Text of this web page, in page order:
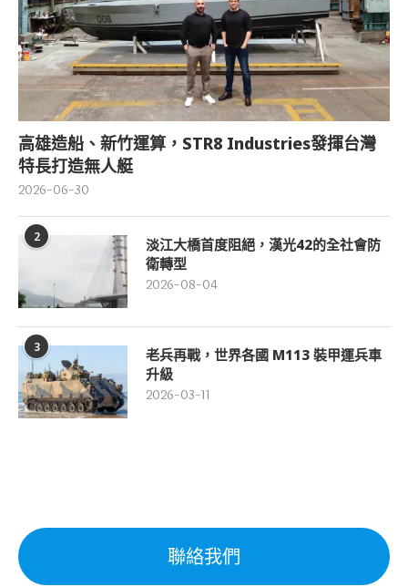
高雄造船、新竹運算，STR8 Industries發揮台灣
特長打造無人艇
2026-06-30
2
淡江大橋首度阻絕，漢光42的全社會防
衛轉型
2026-08-04
3
老兵再戰，世界各國 M113 裝甲運兵車
升級
2026-03-11
聯絡我們